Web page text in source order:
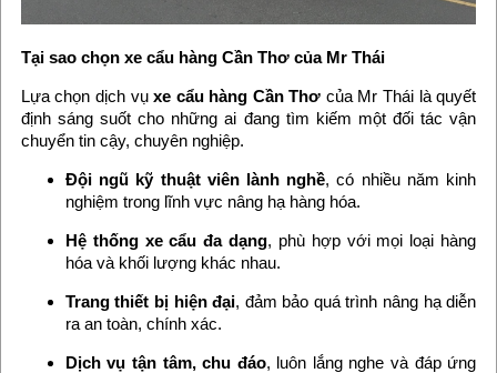
Tại sao chọn xe cẩu hàng Cần Thơ của Mr Thái
Lựa chọn dịch vụxe cẩu hàng Cần Thơ của Mr Thái là quyết
định sáng suốt cho những ai đang tìm kiếm một đối tác vận
chuyển tin cậy, chuyên nghiệp.
Đội ngũ kỹ thuật viên lành nghề, có nhiều năm kinh
nghiệm trong lĩnh vực nâng hạ hàng hóa.
Hệ thống xe cẩu đa dạng, phù hợp với mọi loại hàng
hóa và khối lượng khác nhau.
Trang thiết bị hiện đại, đảm bảo quá trình nâng hạ diễn
ra an toàn, chính xác.
Dịch vụ tận tâm, chu đáo, luôn lắng nghe và đáp ứng